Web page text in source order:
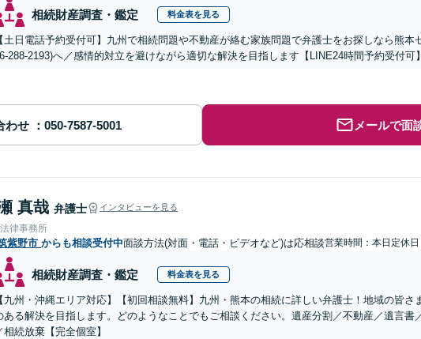
相続財産調査・鑑定 料金表を見る
【土日電話予約受付可】九州で相続問題や不動産が絡む家族問題で弁護士をお探しなら熊本
288-2193)へ／感情的対立を避けながら適切な解決を目指します【LINE24時間予約受付可
わせ メールで面
真哉 弁護士 インタビューを見る
律事務所
紫野市 からも相談受付中面談方法(対面・電話・ビデオなど)は応相談営業時間：本日定休日
相続財産調査・鑑定 料金表を見る
【九州・沖縄エリア対応】【初回相談無料】九州・熊本の相続に詳しい弁護士！地域の皆さ
ある解決を目指します。どのようなことでもご相談ください。遺産分割／不動産／遺言書
相続放棄【完全個室】